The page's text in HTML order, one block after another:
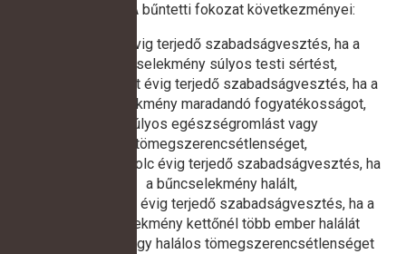
büntetendő. A bűntetti fokozat következményei:
három évig terjedő szabadságvesztés, ha a
bűncselekmény súlyos testi sértést,
egy évtől öt évig terjedő szabadságvesztés, ha a
bűncselekmény maradandó fogyatékosságot,
súlyos egészségromlást vagy
tömegszerencsétlenséget,
két évtől nyolc évig terjedő szabadságvesztés, ha
a bűncselekmény halált,
öt évtől tíz évig terjedő szabadságvesztés, ha a
bűncselekmény kettőnél több ember halálát
okozza, vagy halálos tömegszerencsétlenséget